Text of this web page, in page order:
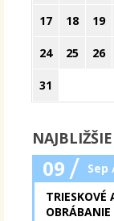
17 18 19
24 25 26
31
09/ Sep
TRIESKOVÉ